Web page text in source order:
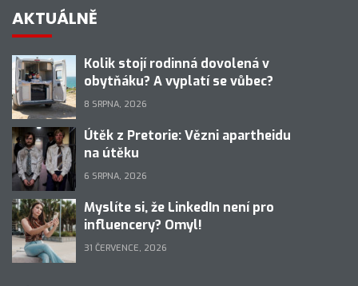
AKTUÁLNĚ
Kolik stojí rodinná dovolená v
obytňáku? A vyplatí se vůbec?
8 SRPNA, 2026
Útěk z Pretorie: Vězni apartheidu
na útěku
6 SRPNA, 2026
Myslíte si, že LinkedIn není pro
influencery? Omyl!
31 ČERVENCE, 2026